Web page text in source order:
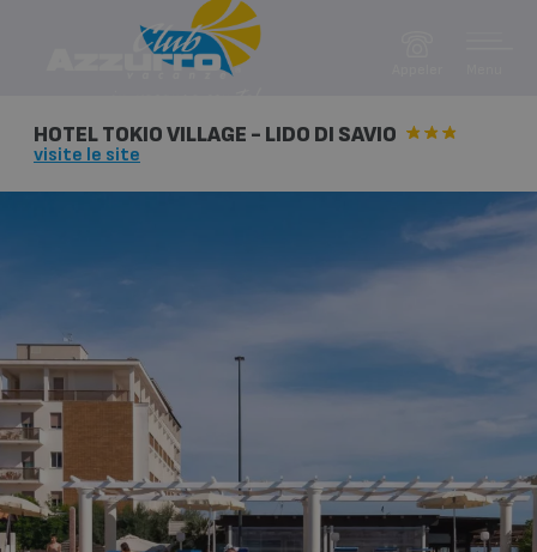
HOTEL TOKIO VILLAGE - LIDO DI SAVIO
visite le site